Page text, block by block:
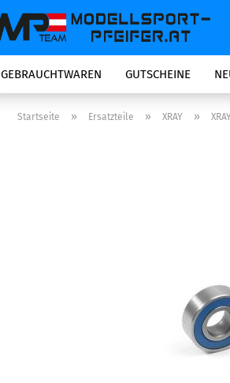
GEBRAUCHTWAREN GUTSCHEINE
Startseite » Ersatzteile » XRAY »